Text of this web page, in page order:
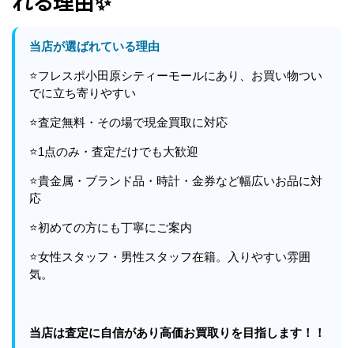
当店が選ばれている理由
⭐フレスポ小田原シティーモールにあり、お買い物つい
でに立ち寄りやすい
⭐査定無料・その場で現金買取に対応
⭐1点のみ・査定だけでも大歓迎
⭐貴金属・ブランド品・時計・金券など幅広いお品に対
応
⭐初めての方にも丁寧にご案内
⭐女性スタッフ・男性スタッフ在籍。入りやすい雰囲
気。
当店は査定に自信があり高価お買取りを目指します！！